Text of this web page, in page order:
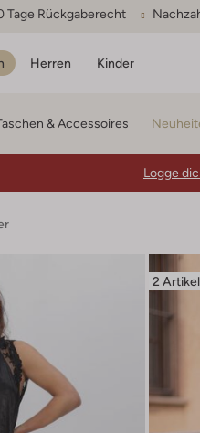
Tage Rückgaberecht
Herren Kinder
& Accessoires
Logge
2 Artikel